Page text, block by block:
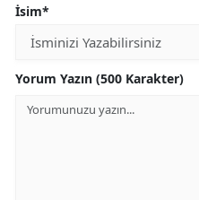
İsim*
Yorum Yazın (500 Karakter)